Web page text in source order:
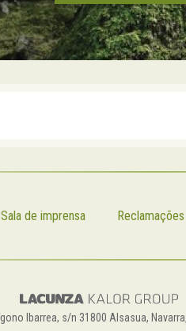
Sala de imprensa Reclamações
Ibarrea, s/n 31800 Alsasua,